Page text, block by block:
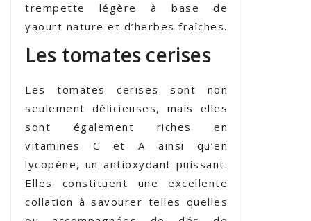
trempette légère à base de
yaourt nature et d’herbes fraîches.
Les tomates cerises
Les tomates cerises sont non
seulement délicieuses, mais elles
sont également riches en
vitamines C et A ainsi qu’en
lycopène, un antioxydant puissant.
Elles constituent une excellente
collation à savourer telles quelles